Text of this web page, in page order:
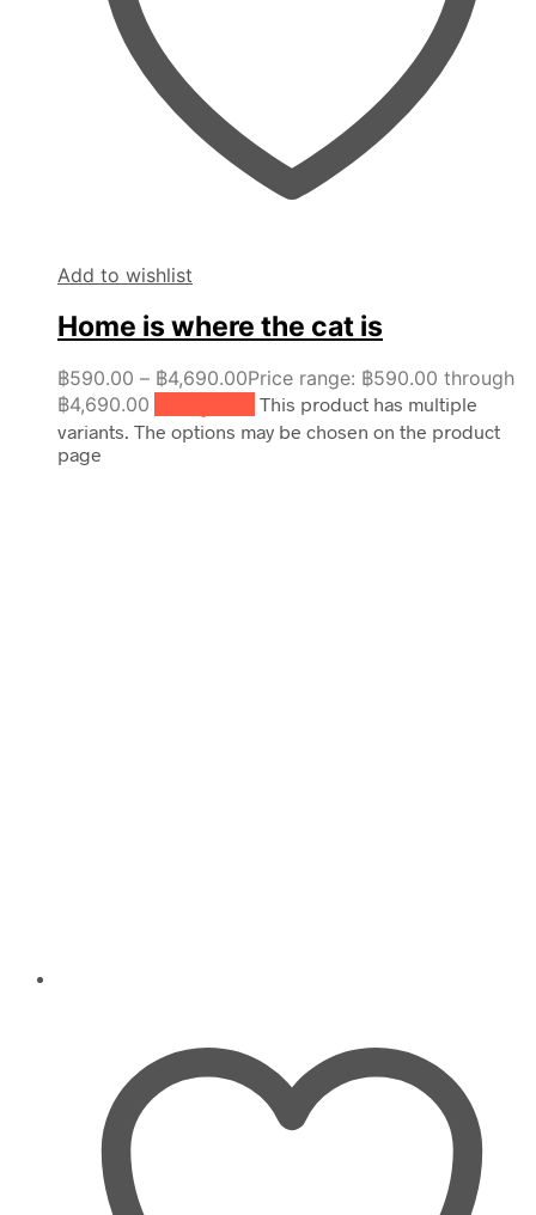
Add to wishlist
Home is where the cat is
฿590.00 – ฿4,690.00Price range: ฿590.00 through
฿4,690.00
This product has multiple
variants. The options may be chosen on the product
page